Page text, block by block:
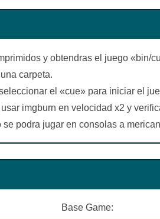
y obtendras el juego «bin/
carpeta.
el «cue» para iniciar el
imgburn en velocidad x2 y
podra jugar en consolas a
Base Game: